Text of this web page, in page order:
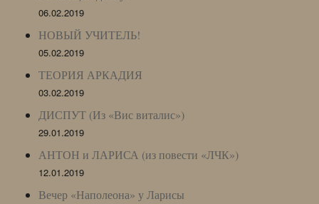
06.02.2019
НОВЫЙ УЧИТЕЛЬ!
05.02.2019
ТЕОРИЯ АРКАДИЯ
03.02.2019
ДИСПУТ (Из «Вис виталис»)
29.01.2019
АНТОН и ЛАРИСА (из повести «ЛЧК»)
12.01.2019
Вечер «Наполеона» у Ларисы